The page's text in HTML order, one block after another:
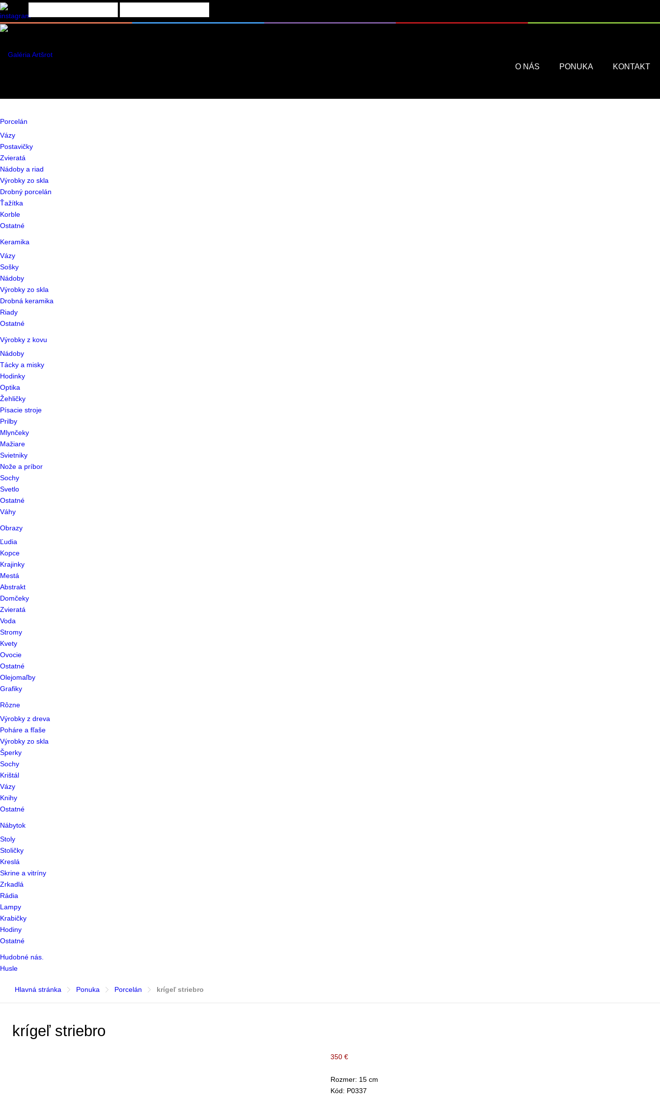
O NÁS PONUKA KONTAKT
Porcelán
Vázy
Postavičky
Zvieratá
Nádoby a riad
Výrobky zo skla
Drobný porcelán
Ťažítka
Korble
Ostatné
Keramika
Vázy
Sošky
Nádoby
Výrobky zo skla
Drobná keramika
Riady
Ostatné
Výrobky z kovu
Nádoby
Tácky a misky
Hodinky
Optika
Žehličky
Písacie stroje
Prilby
Mlynčeky
Mažiare
Svietniky
Nože a príbor
Sochy
Svetlo
Ostatné
Váhy
Obrazy
Ľudia
Kopce
Krajinky
Mestá
Abstrakt
Domčeky
Zvieratá
Voda
Stromy
Kvety
Ovocie
Ostatné
Olejomaľby
Grafiky
Rôzne
Výrobky z dreva
Poháre a fľaše
Výrobky zo skla
Šperky
Sochy
Krištál
Vázy
Knihy
Ostatné
Nábytok
Stoly
Stoličky
Kreslá
Skrine a vitríny
Zrkadlá
Rádia
Lampy
Krabičky
Hodiny
Ostatné
Hudobné nás.
Husle
Hlavná stránka Ponuka Porcelán krígeľ striebro
krígeľ striebro
350 €
Rozmer: 15 cm
Kód: P0337